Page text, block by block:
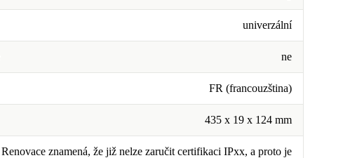
univerzální
ne
FR (francouzština)
435 x 19 x 124 mm
Renovace znamená, že již nelze zaručit certifikaci IPxx, a proto je